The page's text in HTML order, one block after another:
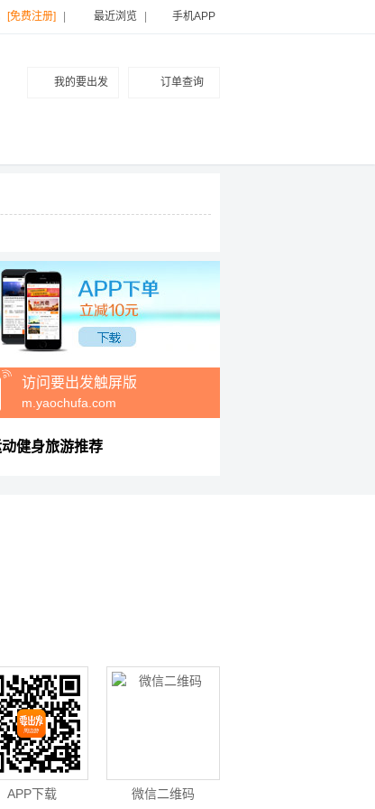
[免费注册] 最近浏览 手机APP
我的要出发 订单查询
访问要出发触屏版
m.yaochufa.com
健身旅游推荐
APP下载 微信二维码